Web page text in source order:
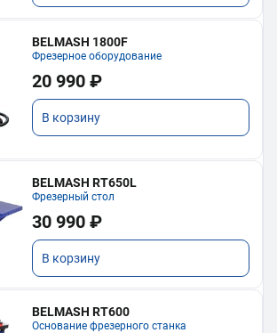
BELMASH 1800F
Фрезерное оборудование
20 990 ₽
В корзину
BELMASH RT650L
Фрезерный стол
30 990 ₽
В корзину
BELMASH RT600
Основание фрезерного станка